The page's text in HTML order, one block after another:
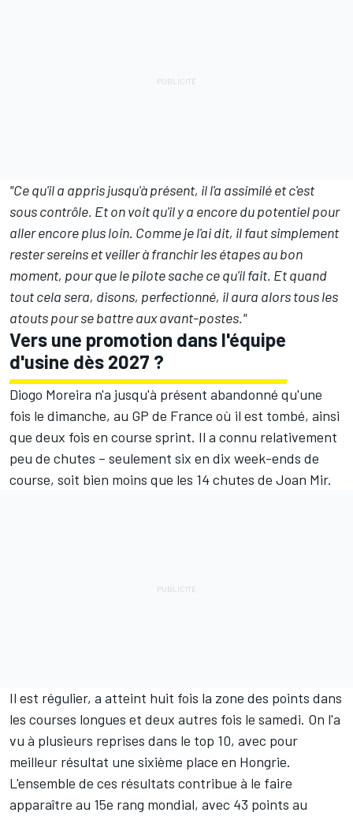
"Ce qu'il a appris jusqu'à présent, il l'a assimilé et c'est
sous contrôle. Et on voit qu'il y a encore du potentiel pour
aller encore plus loin. Comme je l'ai dit, il faut simplement
rester sereins et veiller à franchir les étapes au bon
moment, pour que le pilote sache ce qu'il fait. Et quand
tout cela sera, disons, perfectionné, il aura alors tous les
atouts pour se battre aux avant-postes."
Vers une promotion dans l'équipe
d'usine dès 2027 ?
Diogo Moreira n'a jusqu'à présent abandonné qu'une
fois le dimanche, au GP de France où il est tombé, ainsi
que deux fois en course sprint. Il a connu relativement
peu de chutes – seulement six en dix week-ends de
course, soit bien moins que les 14 chutes de Joan Mir.
Il est régulier, a atteint huit fois la zone des points dans
les courses longues et deux autres fois le samedi. On l'a
vu à plusieurs reprises dans le top 10, avec pour
meilleur résultat une sixième place en Hongrie.
L'ensemble de ces résultats contribue à le faire
apparaître au 15e rang mondial, avec 43 points au